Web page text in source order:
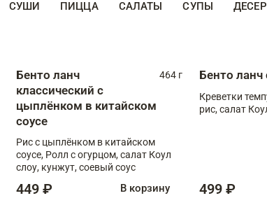
СУШИ ПИЦЦА САЛАТЫ СУПЫ
Бенто ланч
классический с
цыплёнком в китайском
соусе
464 г
Рис с цыплёнком в китайском
соусе, Ролл с огурцом, салат Коул
слоу, кунжут, соевый соус
449 ₽ В корзину
Бенто ланч
Креветки
рис, салат
499 ₽